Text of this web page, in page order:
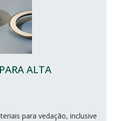
ALTA
para vedação, inclusive